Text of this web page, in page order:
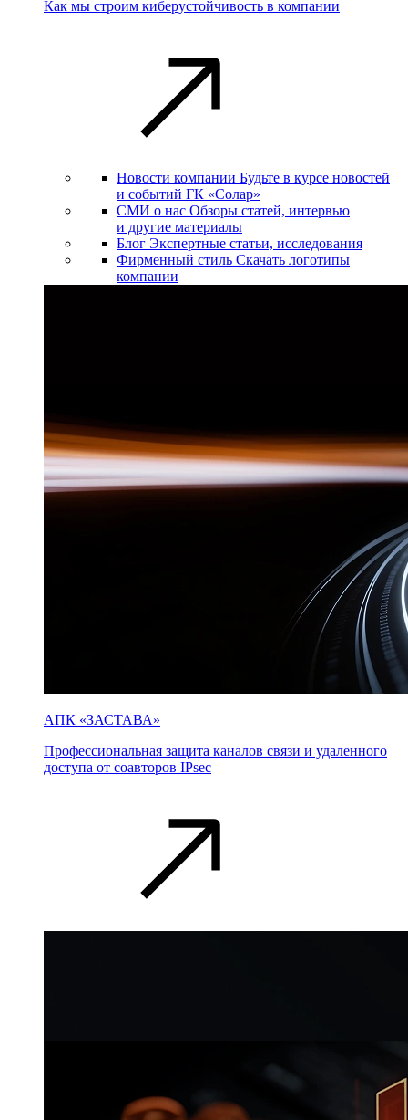
Как мы строим киберустойчивость в компании
Новости компании Будьте в курсе новостей
и событий ГК «Солар»
СМИ о нас Обзоры статей, интервью
и другие материалы
Блог Экспертные статьи, исследования
Фирменный стиль Скачать логотипы
компании
АПК «ЗАСТАВА»
Профессиональная защита каналов связи и удаленного
доступа от соавторов IPsec